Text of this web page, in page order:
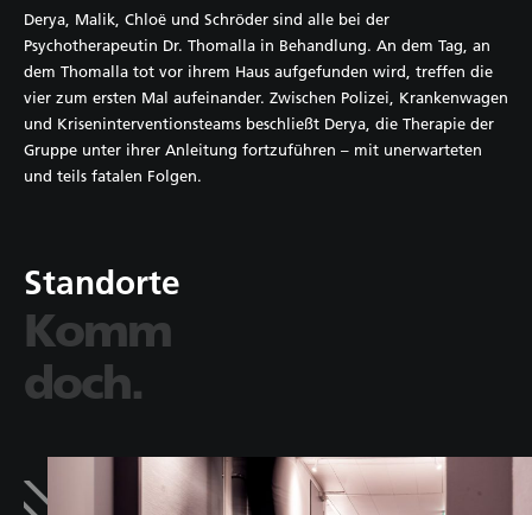
Derya, Malik, Chloë und Schröder sind alle bei der
Psychotherapeutin Dr. Thomalla in Behandlung. An dem Tag, an
dem Thomalla tot vor ihrem Haus aufgefunden wird, treffen die
vier zum ersten Mal aufeinander. Zwischen Polizei, Krankenwagen
und Kriseninterventionsteams beschließt Derya, die Therapie der
Gruppe unter ihrer Anleitung fortzuführen – mit unerwarteten
und teils fatalen Folgen.
Standorte
Komm
doch.